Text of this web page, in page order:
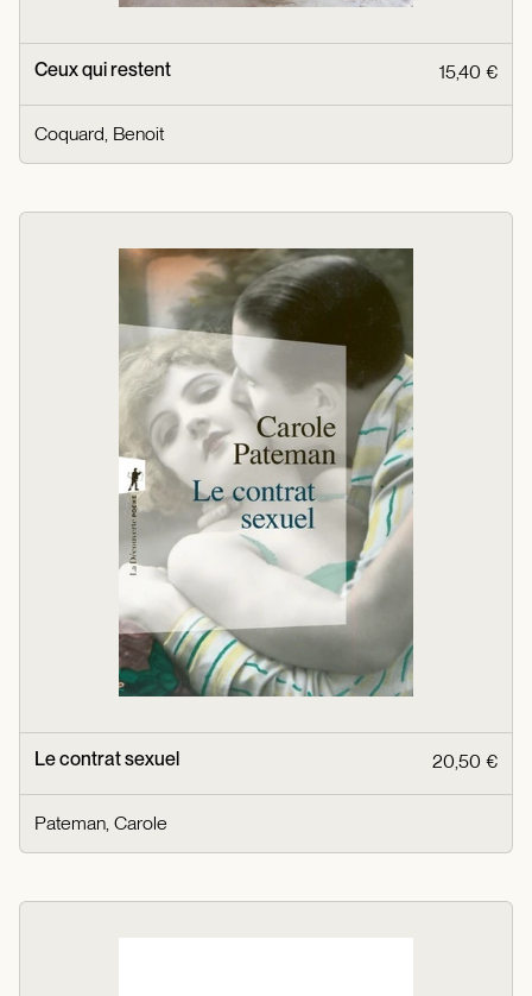
Ceux qui restent 15,40 €
Coquard, Benoit
Le contrat sexuel 20,50 €
Pateman, Carole